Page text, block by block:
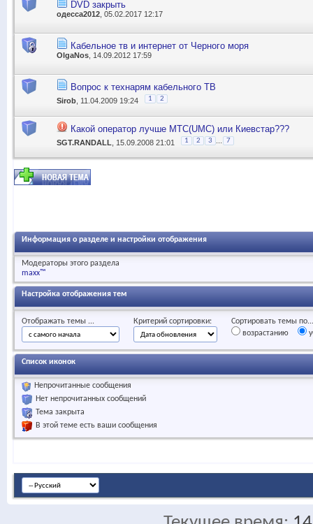
DVD закрыть
одесса2012 , 05.02.2017 12:17
Кабельное тв и интернет от Черного моря
OlgaNos , 14.09.2012 17:59
Вопрос к технарям кабельного ТВ
Sirob , 11.04.2009 19:24 1 2
Какой оператор лучше MTC(UMC) или Киевстар???
SGT.RANDALL , 15.09.2008 21:01 1 2 3 7
Информация о разделе и настройки отображения
Модераторы этого раздела
maxx™
Настройка отображения тем
Отображать темы ... Критерий сортировки:
Сортировать темы по...
возрастанию
Список иконок
Непрочитанные сообщения
Нет непрочитанных сообщений
Тема закрыта
В этой теме есть ваши сообщения